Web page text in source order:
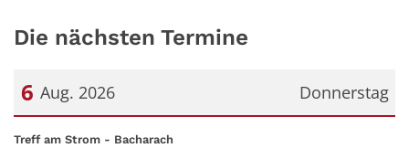
Die nächsten Termine
Donnerstag
6 Aug. 2026
Datum: 6. August 2026
Treff am Strom - Bacharach